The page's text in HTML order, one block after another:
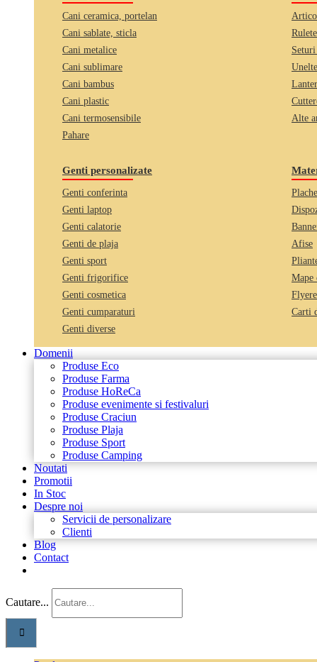
Cani ceramica, portelan
Cani sablate, sticla
Cani metalice
Cani sublimare
Cani bambus
Cani plastic
Cani termosensibile
Pahare
Rulete
Alte
Genti personalizate
Genti conferinta
Genti laptop
Genti calatorie
Genti de plaja
Genti sport
Genti frigorifice
Genti cosmetica
Genti cumparaturi
Genti diverse
Afise
Mape
Flyere
Carti
Domenii
Produse Eco
Produse Farma
Produse HoReCa
Produse evenimente si festivaluri
Produse Craciun
Produse Plaja
Produse Sport
Produse Camping
Noutati
Promotii
In Stoc
Despre noi
Servicii de personalizare
Clienti
Blog
Contact
Cautare...